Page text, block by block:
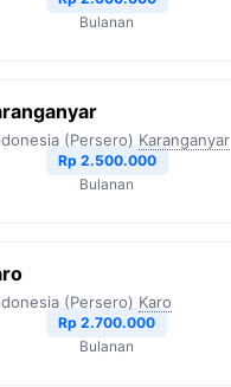
Bulanan
(Persero) Karanganyar
Rp 2.500.000
Bulanan
(Persero) Karo
Rp 2.700.000
Bulanan